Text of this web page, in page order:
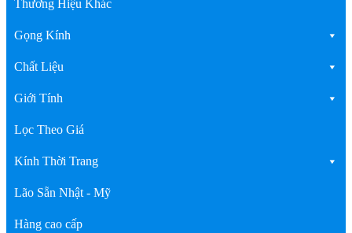
Thương Hiệu Khác
Gọng Kính
Chất Liệu
Giới Tính
Lọc Theo Giá
Kính Thời Trang
Lão Sẵn Nhật - Mỹ
Hàng cao cấp